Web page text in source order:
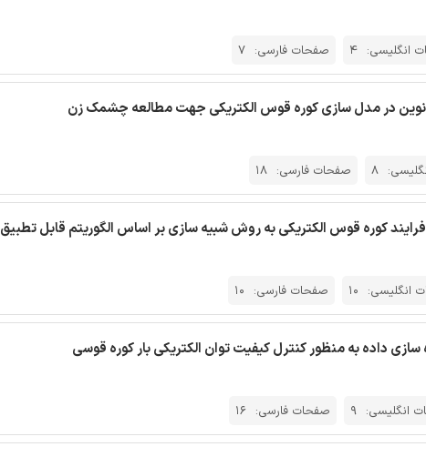
انگلیسی: 4 صفحات فارسی: 7
نوین در مدل سازی کوره قوس الکتریکی جهت مطالعه چشمک زن
8 صفحات فارسی: 18
فرایند کوره قوس الکتریکی به روش شبیه سازی بر اساس الگوریتم قابل تطبیق
انگلیسی: 10 صفحات فارسی: 10
داده به منظور کنترل کیفیت توان الکتریکی بار کوره قوسی
انگلیسی: 9 صفحات فارسی: 16